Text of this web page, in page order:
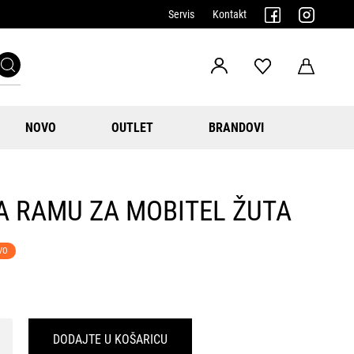
Servis Kontakt
NOVO OUTLET BRANDOVI
RAMU ZA MOBITEL ŽUTA
DODAJTE U KOŠARICU